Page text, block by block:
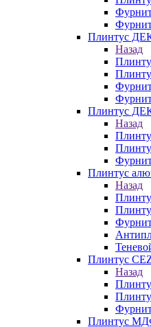
Плинтус
Назад
Плинтус
Назад
Плинтус
Назад
Плинтус
Назад
Плинтус